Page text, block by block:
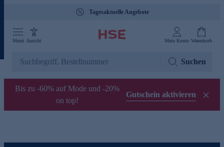
Tagesaktuelle Angebote
Menü Ansicht Mein Konto Warenkorb
Suchen
Bis zu -60% auf Mode und -20%
on top!
Gutschein aktivieren